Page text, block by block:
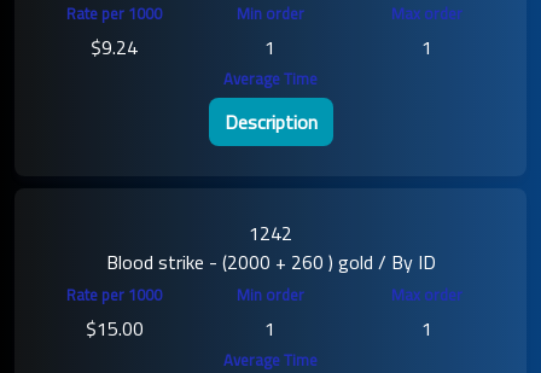
$9.24
1 1
Description
1242
Blood strike - (2000 + 260 ) gold / By ID
$15.00
1 1